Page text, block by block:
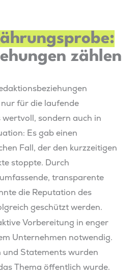
zählen
für die laufende
sondern auch in
Es gab einen
Fall, der den kurzzeitigen
stoppte. Durch
transparente
die Reputation des
geschützt werden.
Vorbereitung in enger
Unternehmen notwendig.
und Statements wurden
Thema öffentlich wurde.